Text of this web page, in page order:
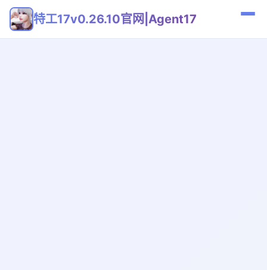
特工17v0.26.10官网|Agent17